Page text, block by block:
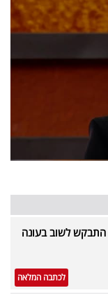
לשוב בעונה
לכתבה המלאה